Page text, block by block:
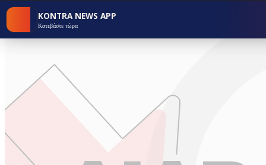
KONTRA NEWS APP
Κατεβάστε τώρα